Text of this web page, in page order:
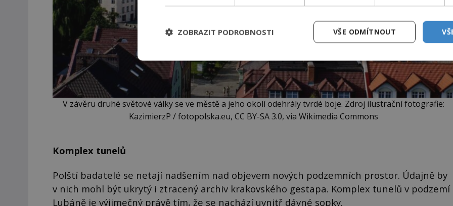
V závěru druhé světové války se ve městě a jeho okolí odehrály tvrdé boje. Zdroj ilustrační fotografie:
KazimierzP / fotopolska.eu, CC BY-SA 3.0, via Wikimedia Commons
Komplex tunelů
Polští badatelé se netají nadšením nad objevem nových podzemních prostor. Údajně by
v nich mohl být ukrytý i ztracený archiv krakovského gestapa. Komplex tunelů v podzemí
Lubáně je výjimečný právě tím, že se nachází uvnitř dávné sopky.
VŠE ODMÍTNOUT
ZOBRAZIT PODROBNOSTI